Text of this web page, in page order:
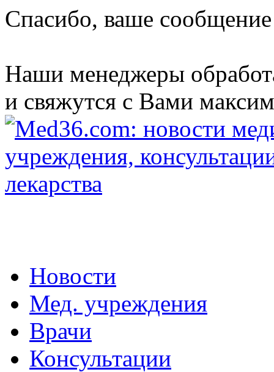
Спасибо, ваше
Наши менеджеры
и свяжутся с Вами
Новости
Мед. учреждения
Врачи
Консультации